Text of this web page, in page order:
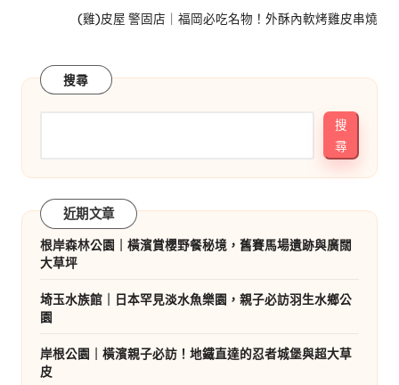
(雞)皮屋 警固店｜福岡必吃名物！外酥內軟烤雞皮串燒
搜尋
搜
尋
近期文章
根岸森林公園｜橫濱賞櫻野餐秘境，舊賽馬場遺跡與廣闊
大草坪
埼玉水族館｜日本罕見淡水魚樂園，親子必訪羽生水鄉公
園
岸根公園｜橫濱親子必訪！地鐵直達的忍者城堡與超大草
皮